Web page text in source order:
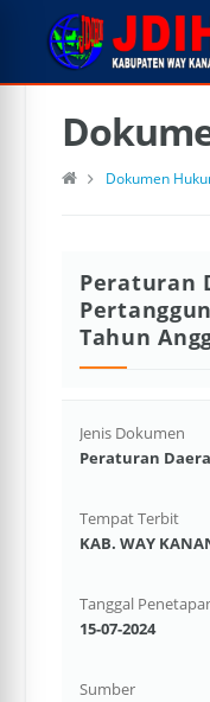
Dokumen
Peraturan
Tahun
Jenis Dokumen
Peraturan
Tempat Terbit
KAB. WAY
Tanggal
15-07-2024
Sumber